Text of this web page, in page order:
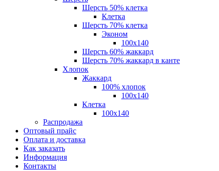
Шерсть 50% клетка
Клетка
Шерсть 70% клетка
Эконом
100x140
Шерсть 60% жаккард
Шерсть 70% жаккард в канте
Хлопок
Жаккард
100% хлопок
100x140
Клетка
100х140
Распродажа
Оптовый прайс
Оплата и доставка
Как заказать
Информация
Контакты